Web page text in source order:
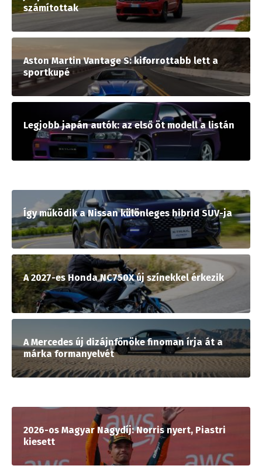
számítottak
Aston Martin Vantage S: kiforrottabb lett a
sportkupé
Legjobb japán autók: az első öt modell a listán
Így működik a Nissan különleges hibrid SUV-ja
A 2027-es Honda NC750X új színekkel érkezik
A Mercedes új dizájnfőnöke finoman írja át a
márka formanyelvét
2026-os Magyar Nagydíj: Norris nyert, Piastri
kiesett